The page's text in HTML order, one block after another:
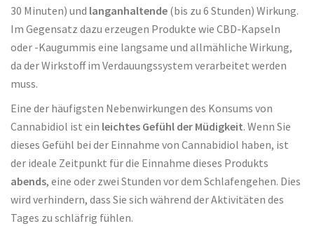
30 Minuten) und langanhaltende (bis zu 6 Stunden) Wirkung.
Im Gegensatz dazu erzeugen Produkte wie CBD-Kapseln
oder -Kaugummis eine langsame und allmähliche Wirkung,
da der Wirkstoff im Verdauungssystem verarbeitet werden
muss.
Eine der häufigsten Nebenwirkungen des Konsums von
Cannabidiol ist ein leichtes Gefühl der Müdigkeit. Wenn Sie
dieses Gefühl bei der Einnahme von Cannabidiol haben, ist
der ideale Zeitpunkt für die Einnahme dieses Produkts
abends, eine oder zwei Stunden vor dem Schlafengehen. Dies
wird verhindern, dass Sie sich während der Aktivitäten des
Tages zu schläfrig fühlen.